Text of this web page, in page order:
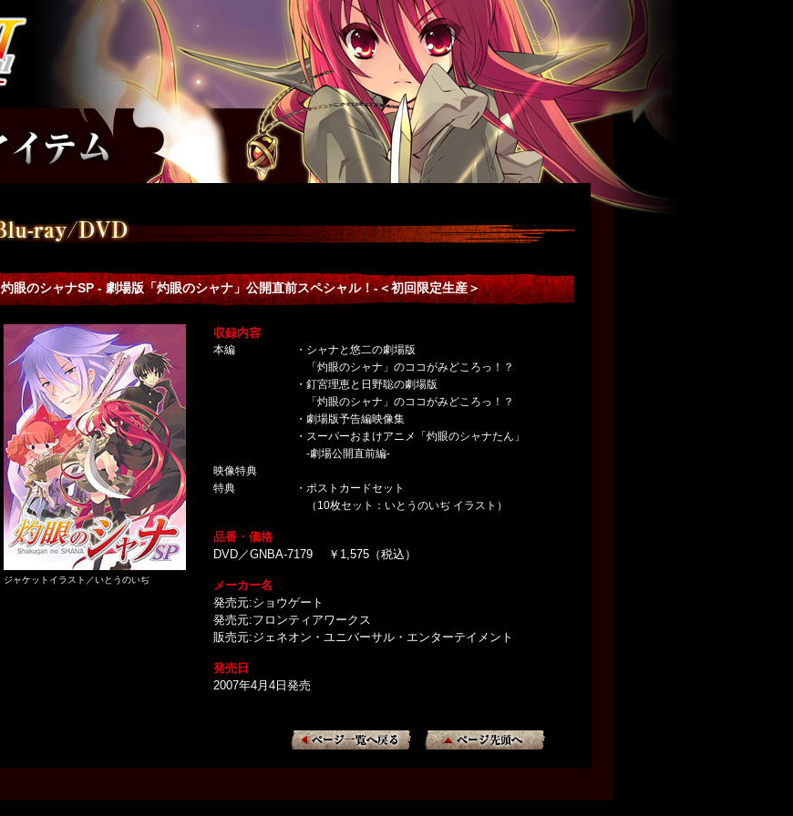
灼眼のシャナSP - 劇場版「灼眼のシャナ」公開直前スペシャル！-＜初回限定生産＞
ジャケットイラスト／いとうのいぢ
収録内容
本編
・シャナと悠二の劇場版
「灼眼のシャナ」のココがみどころっ！？
・釘宮理恵と日野聡の劇場版
「灼眼のシャナ」のココがみどころっ！？
・劇場版予告編映像集
・スーパーおまけアニメ「灼眼のシャナたん」
-劇場公開直前編-
映像特典
特典
・ポストカードセット
（10枚セット：いとうのいぢ イラスト）
品番・価格
DVD／GNBA-7179 ￥1,575（税込）
メーカー名
発売元:ショウゲート
発売元:フロンティアワークス
販売元:ジェネオン・ユニバーサル・エンターテイメント
発売日
2007年4月4日発売